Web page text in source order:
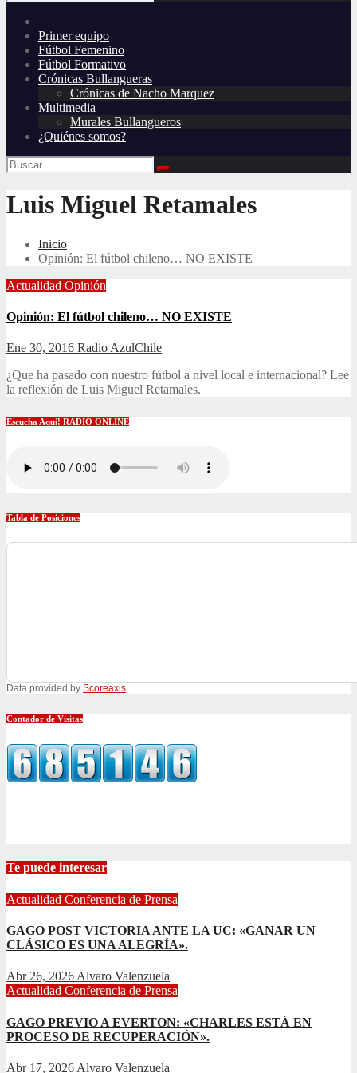
Primer equipo
Fútbol Femenino
Fútbol Formativo
Crónicas Bullangueras
Crónicas de Nacho Marquez
Multimedia
Murales Bullangueros
¿Quiénes somos?
Luis Miguel Retamales
Inicio
Opinión: El fútbol chileno… NO EXISTE
Actualidad Opinión
Opinión: El fútbol chileno… NO EXISTE
Ene 30, 2016 Radio AzulChile
¿Que ha pasado con nuestro fútbol a nivel local e internacional? Lee
la reflexión de Luis Miguel Retamales.
Escucha Aquí! RADIO ONLINE
Tabla de Posiciones
Data provided by Scoreaxis
Contador de Visitas
Te puede interesar
Actualidad Conferencia de Prensa
GAGO POST VICTORIA ANTE LA UC: «GANAR UN
CLÁSICO ES UNA ALEGRÍA».
Abr 26, 2026 Alvaro Valenzuela
Actualidad Conferencia de Prensa
GAGO PREVIO A EVERTON: «CHARLES ESTÁ EN
PROCESO DE RECUPERACIÓN».
Abr 17, 2026 Alvaro Valenzuela